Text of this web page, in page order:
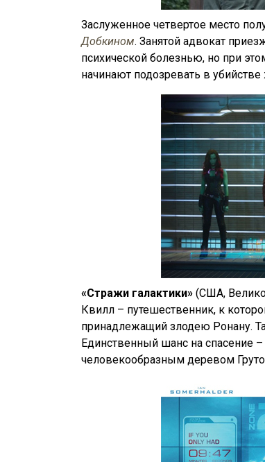
Заслуженное четвертое место
Добкином. Занятой адвокат
психической болезнью, но при
начинают подозревать в
«Стражи галактики» (США,
Квилл – путешественник, к
принадлежащий злодею Ронану.
Единственный шанс на спасение
человекообразным деревом